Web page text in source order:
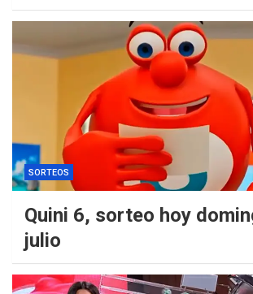
SORTEOS
Quini 6, sorteo hoy
julio